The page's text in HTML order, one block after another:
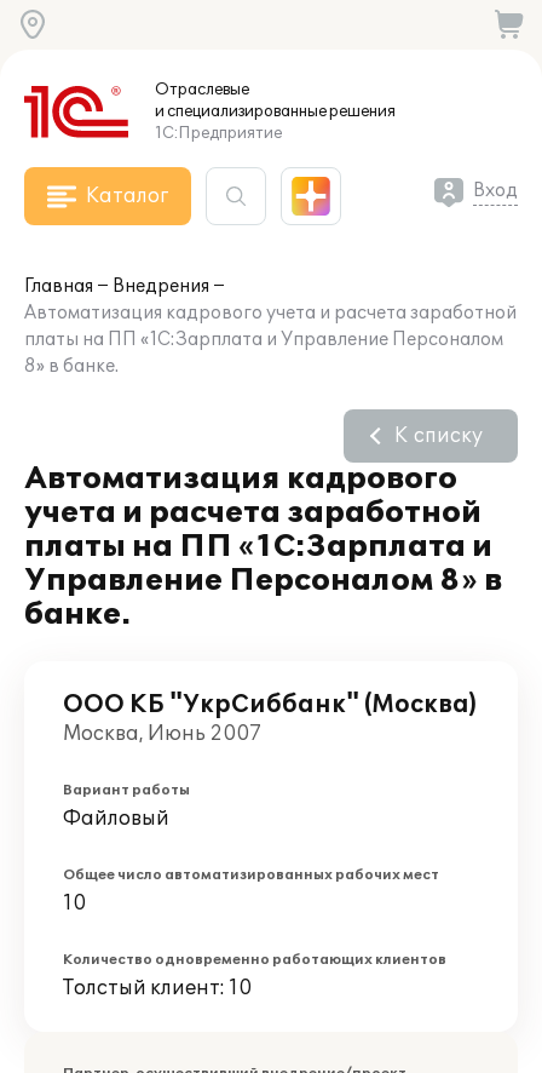
Отраслевые
и специализированныерешения
1С:Предприятие
Каталог Вход
Главная
Внедрения
Автоматизация кадрового учета и расчета заработной
платы на ПП «1С:Зарплата и Управление Персоналом
8» в банке.
Автоматизация кадрового
учета и расчета заработной
платы на ПП «1С:Зарплата и
Управление Персоналом 8» в
банке.
К списку
ООО КБ "УкрСиббанк" (Москва)
Москва, Июнь 2007
Вариант работы
Файловый
Общее число автоматизированных рабочих мест
10
Количество одновременно работающих клиентов
Толстый клиент: 10